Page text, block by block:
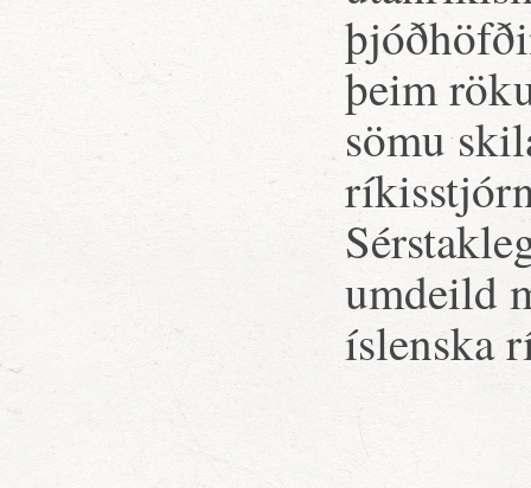
þeim
sömu
umdeild
íslenska